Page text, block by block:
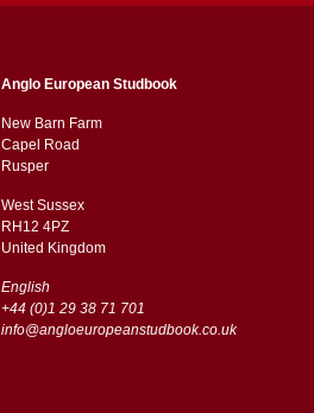
Anglo European Studbook
New Barn Farm
Capel Road
​​Rusper
West Sussex
RH12 4PZ
​​United Kingdom
English
+44 (0)1 29 38 71 701
info@angloeuropeanstudbook.co.uk